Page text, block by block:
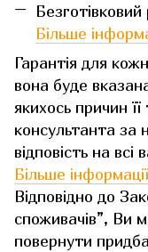
Більше
Гарантія для
вона буде
якихось причин
консультанта за
відповість на всі
Більше
Відповідно до
споживачів”, Ви
повернути